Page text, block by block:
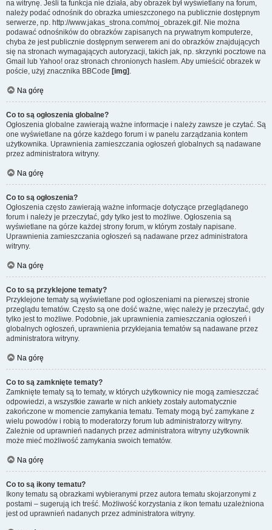
na witrynę. Jeśli ta funkcja nie działa, aby obrazek był wyświetlany na forum,
należy podać odnośnik do obrazka umieszczonego na publicznie dostępnym
serwerze, np. http://www.jakas_strona.com/moj_obrazek.gif. Nie można
podawać odnośników do obrazków zapisanych na prywatnym komputerze,
chyba że jest publicznie dostępnym serwerem ani do obrazków znajdujących
się na stronach wymagających autoryzacji, takich jak, np. skrzynki pocztowe na
Gmail lub Yahoo! oraz stronach chronionych hasłem. Aby umieścić obrazek w
poście, użyj znacznika BBCode [img] .
Na górę
Co to są ogłoszenia globalne?
Ogłoszenia globalne zawierają ważne informacje i należy zawsze je czytać. Są
one wyświetlane na górze każdego forum i w panelu zarządzania kontem
użytkownika. Uprawnienia zamieszczania ogłoszeń globalnych są nadawane
przez administratora witryny.
Na górę
Co to są ogłoszenia?
Ogłoszenia często zawierają ważne informacje dotyczące przeglądanego
forum i należy je przeczytać, gdy tylko jest to możliwe. Ogłoszenia są
wyświetlane na górze każdej strony forum, w którym zostały napisane.
Uprawnienia zamieszczania ogłoszeń są nadawane przez administratora
witryny.
Na górę
Co to są przyklejone tematy?
Przyklejone tematy są wyświetlane pod ogłoszeniami na pierwszej stronie
przeglądu tematów. Często są one dość ważne, więc należy je przeczytać, gdy
tylko jest to możliwe. Podobnie, jak uprawnienia zamieszczania ogłoszeń i
globalnych ogłoszeń, uprawnienia przyklejania tematów są nadawane przez
administratora witryny.
Na górę
Co to są zamknięte tematy?
Zamknięte tematy są to tematy, w których użytkownicy nie mogą zamieszczać
odpowiedzi, a wszystkie zawarte w nich ankiety zostały automatycznie
zakończone w momencie zamykania tematu. Tematy mogą być zamykane z
wielu powodów i robią to moderatorzy forum lub administratorzy witryny.
Zależnie od uprawnień nadanych przez administratora witryny użytkownik
może mieć możliwość zamykania swoich tematów.
Na górę
Co to są ikony tematu?
Ikony tematu są obrazkami wybieranymi przez autora tematu skojarzonymi z
postami – sugerują ich treść. Możliwość korzystania z ikon tematu uzależniona
jest od uprawnień nadanych przez administratora witryny.